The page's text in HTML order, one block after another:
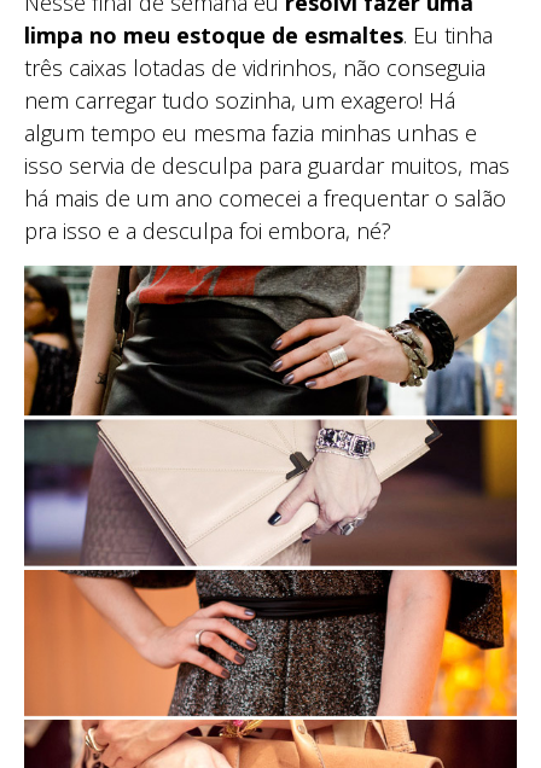
limpa no meu estoque de esmaltes. Eu tinha
três caixas lotadas de vidrinhos, não conseguia
nem carregar tudo sozinha, um exagero! Há
algum tempo eu mesma fazia minhas unhas e
isso servia de desculpa para guardar muitos, mas
há mais de um ano comecei a frequentar o salão
pra isso e a desculpa foi embora, né?